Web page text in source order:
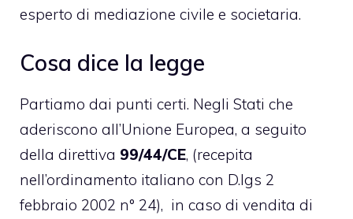
esperto di mediazione civile e societaria.
Cosa dice la legge
Partiamo dai punti certi. Negli Stati che
aderiscono all’Unione Europea, a seguito
della direttiva 99/44/CE, (recepita
nell’ordinamento italiano con D.lgs 2
febbraio 2002 n° 24), in caso di vendita di